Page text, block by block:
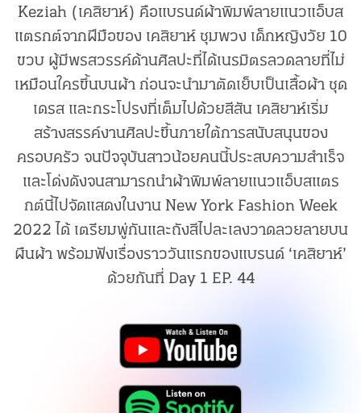
Keziah (เคสิยาห์) คือแบรนด์ผ้าพิมพ์ลายแนวแอ็บส
แตรกต์จากฝีมือของ เคสิยาห์ ชุมพวง เด็กหญิงวัย 10
ขวบ ผู้มีพรสวรรค์ด้านศิลปะที่ได้เนรมิตรลวดลายที่ไม่
เหมือนใครขึ้นบนผ้า ก่อนจะนำมาตัดเย็บเป็นเสื้อผ้า ชุด
เดรส และกระโปรงที่เต็มไปด้วยสีสัน เคสิยาห์เริ่ม
สร้างสรรค์งานศิลปะขึ้นภายใต้การสนับสนุนของ
ครอบครัว จนปัจจุบันสาวน้อยคนนี้ประสบความสำเร็จ
และโด่งดังจนสามารถนำผ้าพิมพ์ลายแนวแอ็บสแตร
กต์นี้ไปจัดแสดงในงาน New York Fashion Week
2022 ได้ เตรียมพู่กันและถังสีไปละเลงวาดลวยลายบน
ผืนผ้า พร้อมฟังเรื่องราววันแรกของแบรนด์ ‘เคสิยาห์’
ด้วยกันที่ Day 1 EP. 44